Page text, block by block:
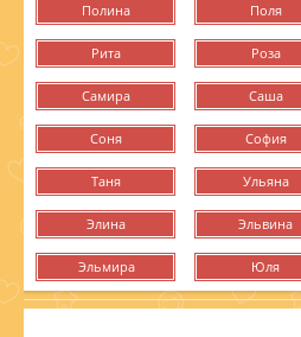
Полина Поля
Рита Роза
Самира Саша
Соня София
Таня Ульяна
Элина Эльвина
Эльмира Юля